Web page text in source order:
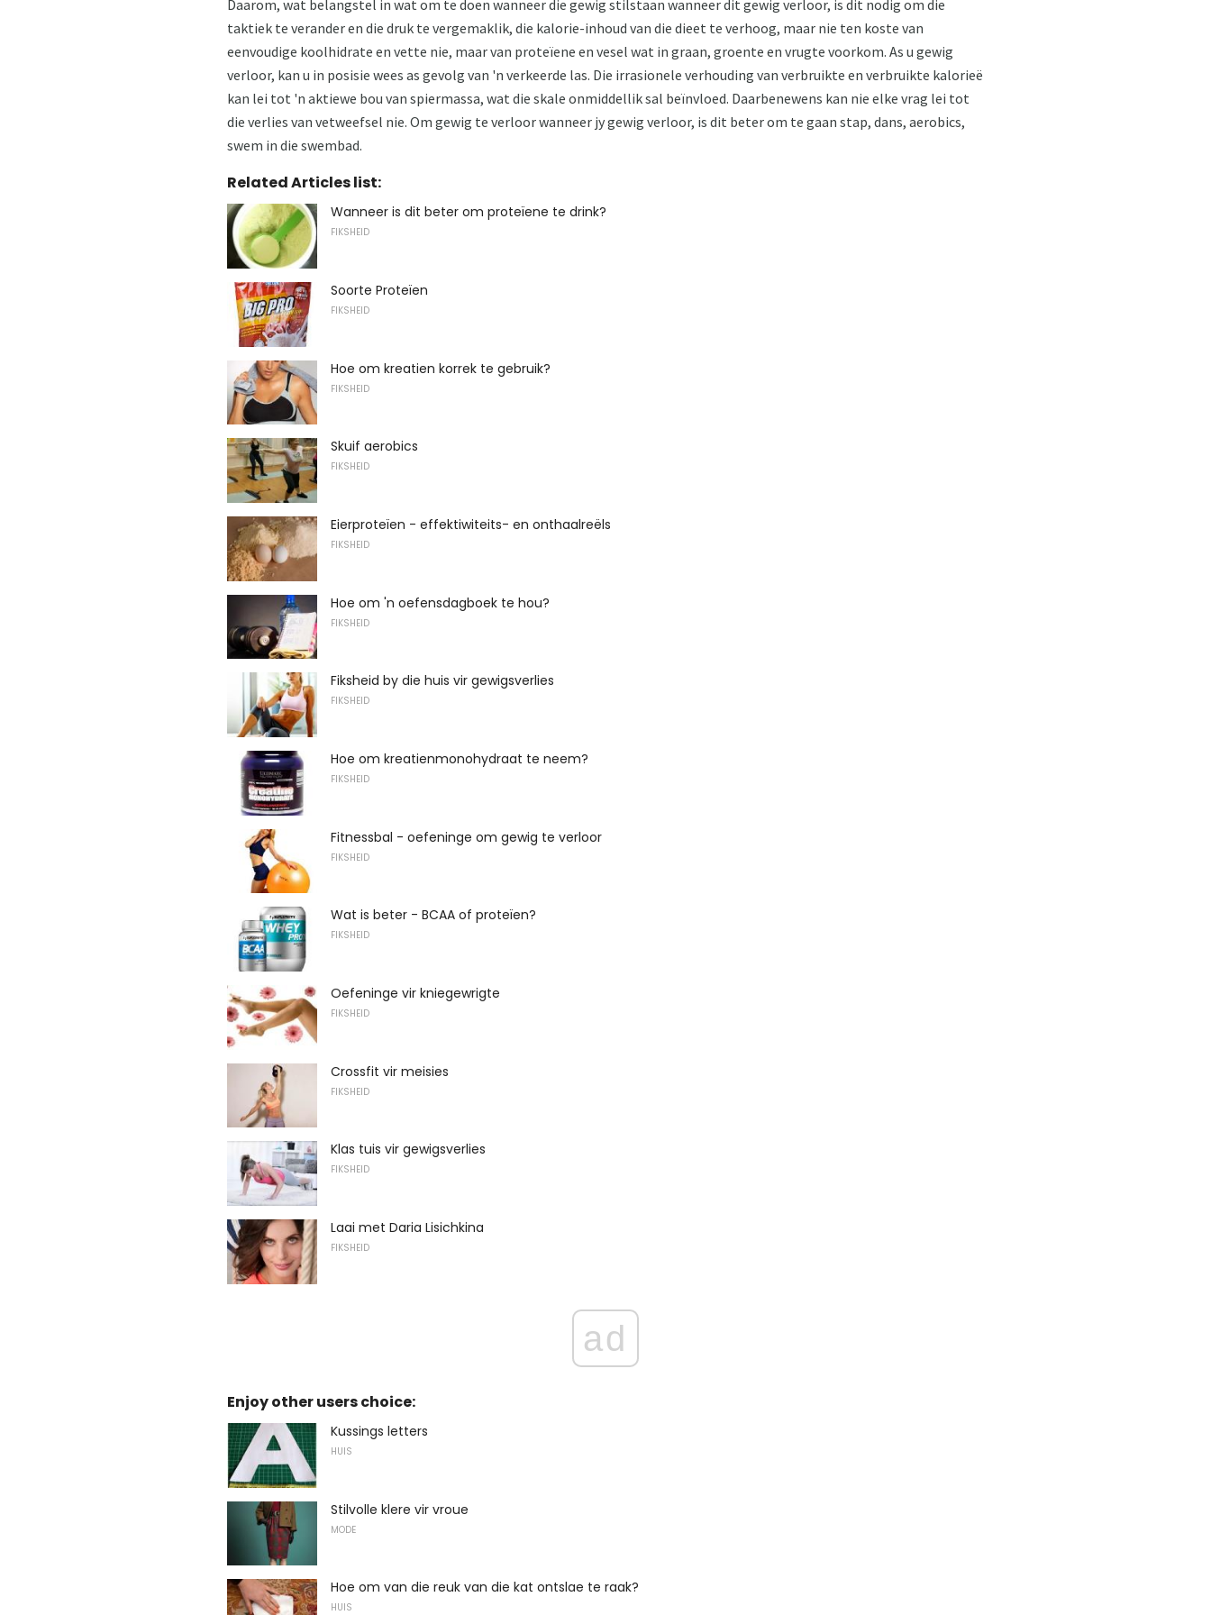
Daarom, wat belangstel in wat om te doen wanneer die gewig stilstaan ​​wanneer dit gewig verloor, is dit nodig om die
taktiek te verander en die druk te vergemaklik, die kalorie-inhoud van die dieet te verhoog, maar nie ten koste van
eenvoudige koolhidrate en vette nie, maar van proteïene en vesel wat in graan, groente en vrugte voorkom. As u gewig
verloor, kan u in posisie wees as gevolg van 'n verkeerde las. Die irrasionele verhouding van verbruikte en verbruikte kalorieë
kan lei tot 'n aktiewe bou van spiermassa, wat die skale onmiddellik sal beïnvloed. Daarbenewens kan nie elke vrag lei tot
die verlies van vetweefsel nie. Om gewig te verloor wanneer jy gewig verloor, is dit beter om te gaan stap, dans, aerobics,
swem in die swembad.
Related Articles list:
Wanneer is dit beter om proteïene te drink?
FIKSHEID
Soorte Proteïen
FIKSHEID
Hoe om kreatien korrek te gebruik?
FIKSHEID
Skuif aerobics
FIKSHEID
Eierproteïen - effektiwiteits- en onthaalreëls
FIKSHEID
Hoe om 'n oefensdagboek te hou?
FIKSHEID
Fiksheid by die huis vir gewigsverlies
FIKSHEID
Hoe om kreatienmonohydraat te neem?
FIKSHEID
Fitnessbal - oefeninge om gewig te verloor
FIKSHEID
Wat is beter - BCAA of proteïen?
FIKSHEID
Oefeninge vir kniegewrigte
FIKSHEID
Crossfit vir meisies
FIKSHEID
Klas tuis vir gewigsverlies
FIKSHEID
Laai met Daria Lisichkina
FIKSHEID
ad
Enjoy other users choice:
Kussings letters
HUIS
Stilvolle klere vir vroue
MODE
Hoe om van die reuk van die kat ontslae te raak?
HUIS